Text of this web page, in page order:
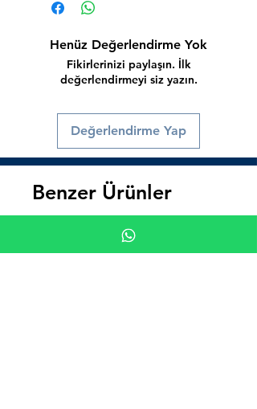
Henüz Değerlendirme Yok
Fikirlerinizi paylaşın. İlk
değerlendirmeyi siz yazın.
Değerlendirme Yap
Benzer Ürünler
Süper İndirim